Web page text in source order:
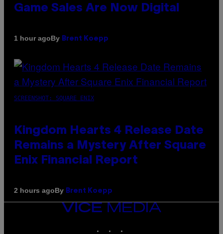
Game Sales Are Now Digital
1 hour agoBy Brent Koepp
SCREENSHOT: SQUARE ENIX
Kingdom Hearts 4 Release Date
Remains a Mystery After Square
Enix Financial Report
2 hours agoBy Brent Koepp
VICE
MEDIA